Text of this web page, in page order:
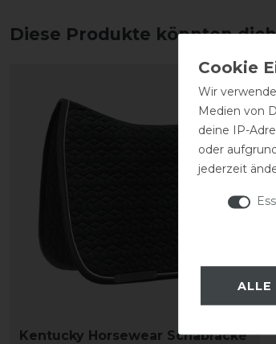
Diese Produkte könnten
Kentucky Horsewear Schabracke
Wir
Medien von
deine IP-
oder
jederzeit
ALLE